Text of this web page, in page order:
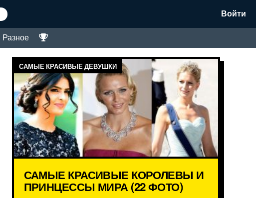
Войти
Разное
САМЫЕ КРАСИВЫЕ ДЕВУШКИ
САМЫЕ КРАСИВЫЕ КОРОЛЕВЫ И
ПРИНЦЕССЫ МИРА (22 ФОТО)